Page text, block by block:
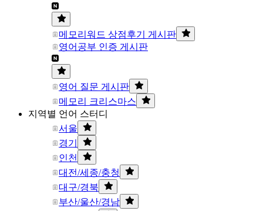
메모리워드 상점후기 게시판
영어공부 인증 게시판
영어 질문 게시판
메모리 크리스마스
지역별 언어 스터디
서울
경기
인천
대전/세종/충청
대구/경북
부산/울산/경남